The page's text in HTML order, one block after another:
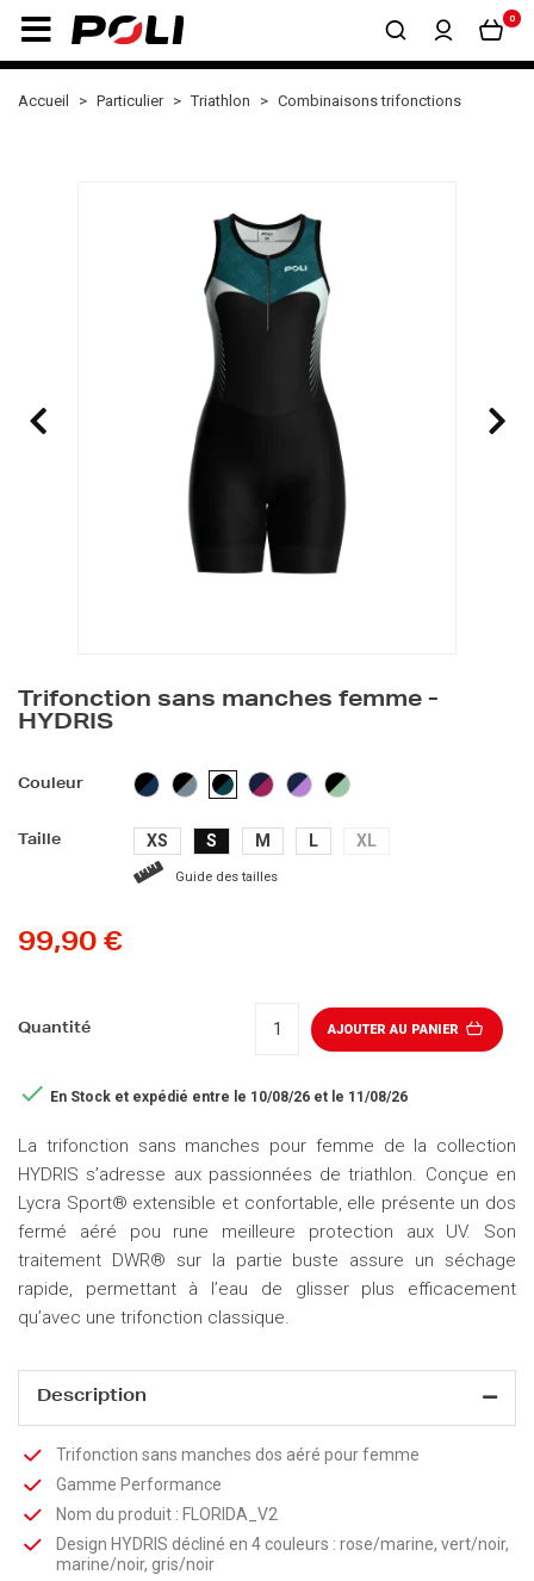
0
Accueil Particulier Triathlon Combinaisons trifonctions
Trifonction sans manches femme -
HYDRIS
Couleur NOIR/BLEUNOIR/GRISNOIR/VERT
CANARD
MARINE/ROSE
MARINE/VIOLET
NOIR/VERT
Taille XS S M L XL
Guide des tailles
99,90 €
Quantité AJOUTER AU PANIER
 En Stock et expédié entre le 10/08/26 et le 11/08/26
La trifonction sans manches pour femme de la collection
HYDRIS s’adresse aux passionnées de triathlon. Conçue en
Lycra Sport® extensible et confortable, elle présente un dos
fermé aéré pou rune meilleure protection aux UV. Son
traitement DWR® sur la partie buste assure un séchage
rapide, permettant à l’eau de glisser plus efficacement
qu’avec une trifonction classique.
Description
Trifonction sans manches dos aéré pour femme
Gamme Performance
Nom du produit : FLORIDA_V2
Design HYDRIS décliné en 4 couleurs : rose/marine, vert/noir,
marine/noir, gris/noir